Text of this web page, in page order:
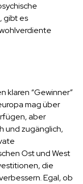
gibt es
klaren “Gewinner”
mag über
aber
und zugänglich,
Ost und West
die
Egal, ob